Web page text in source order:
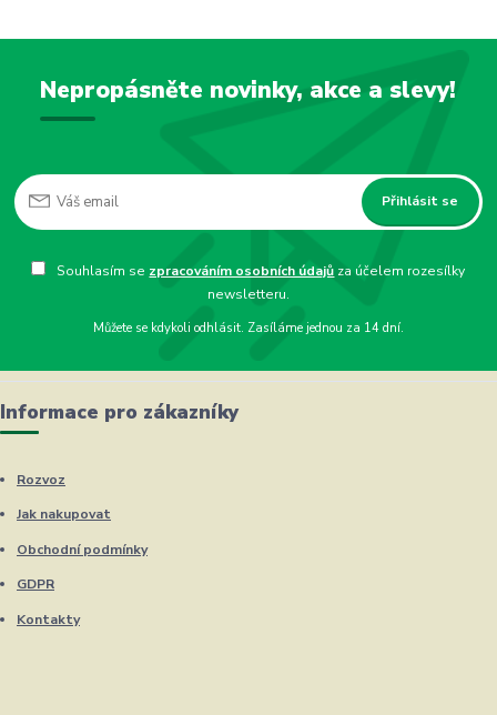
Nepropásněte novinky, akce a slevy!
Přihlásit se
Souhlasím se zpracováním osobních údajů za účelem rozesílky
newsletteru.
Můžete se kdykoli odhlásit. Zasíláme jednou za 14 dní.
Informace pro zákazníky
Rozvoz
Jak nakupovat
Obchodní podmínky
GDPR
Kontakty